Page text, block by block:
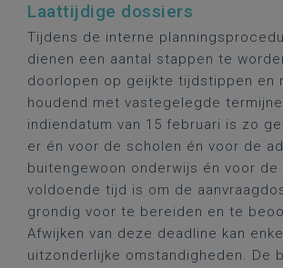
Laattijdige dossiers
Tijdens de interne
dienen een aantal stappen te
doorlopen op geijkte tijdstippen en
houdend met vastegelegde
indiendatum van 15 februari is zo
er én voor de scholen én voor de
buitengewoon onderwijs én voor de
voldoende tijd is om de
grondig voor te bereiden en te
Afwijken van deze deadline kan
uitzonderlijke omstandigheden. De